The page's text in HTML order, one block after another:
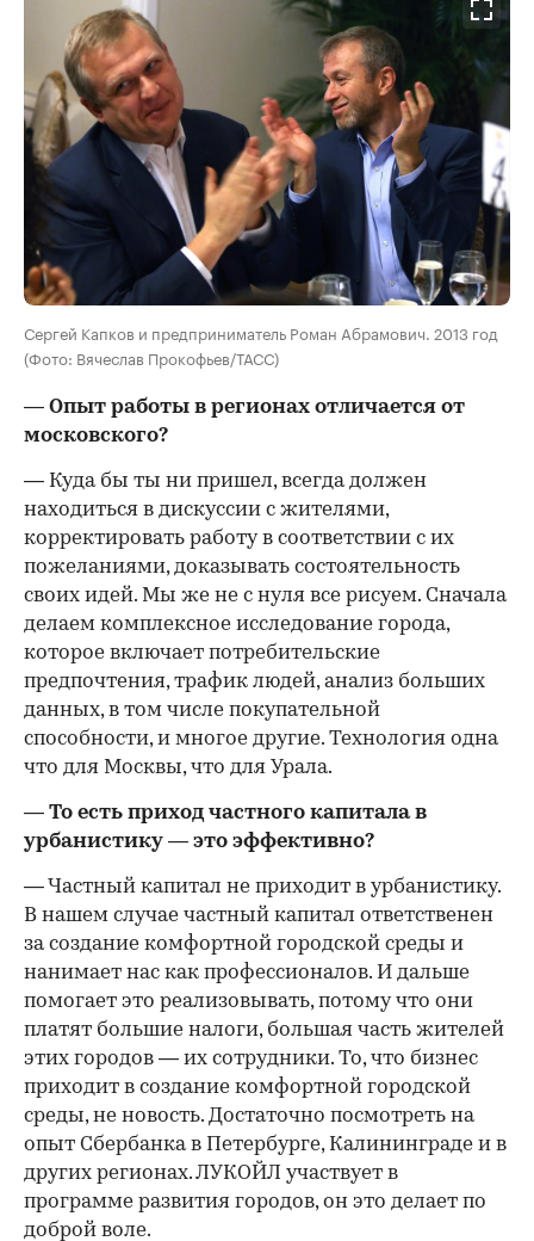
Сергей Капков и предприниматель Роман Абрамович. 2013 год
(Фото: Вячеслав Прокофьев/ТАСС)
— Опыт работы в регионах отличается от
московского?
— Куда бы ты ни пришел, всегда должен
находиться в дискуссии с жителями,
корректировать работу в соответствии с их
пожеланиями, доказывать состоятельность
своих идей. Мы же не с нуля все рисуем. Сначала
делаем комплексное исследование города,
которое включает потребительские
предпочтения, трафик людей, анализ больших
данных, в том числе покупательной
способности, и многое другие. Технология одна
что для Москвы, что для Урала.
— То есть приход частного капитала в
урбанистику — это эффективно?
— Частный капитал не приходит в урбанистику.
В нашем случае частный капитал ответственен
за создание комфортной городской среды и
нанимает нас как профессионалов. И дальше
помогает это реализовывать, потому что они
платят большие налоги, большая часть жителей
этих городов — их сотрудники. То, что бизнес
приходит в создание комфортной городской
среды, не новость. Достаточно посмотреть на
опыт Сбербанка в Петербурге, Калининграде и в
других регионах. ЛУКОЙЛ участвует в
программе развития городов, он это делает по
доброй воле.